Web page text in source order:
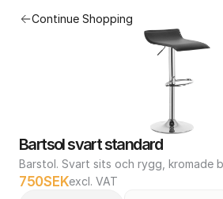
Continue Shopping
Bartsol svart standard
Barstol. Svart sits och rygg, kromade
750SEKexcl. VAT
FAQ
Conditions